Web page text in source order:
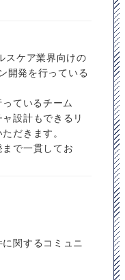
スケア業界向けの
開発を行っている
ているチーム
設計もできるリ
だきます。
で一貫してお
関するコミュニ